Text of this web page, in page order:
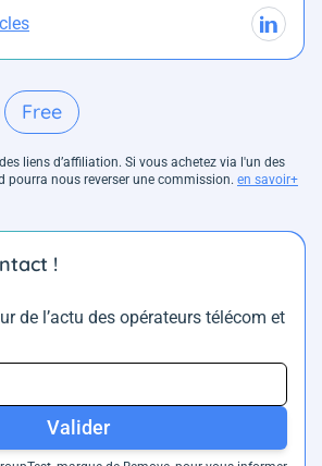
Free
liens d’affiliation. Si vous achetez via l'un des
pourra nous reverser une commission. en savoir+
!
de l’actu des opérateurs télécom et
Valider